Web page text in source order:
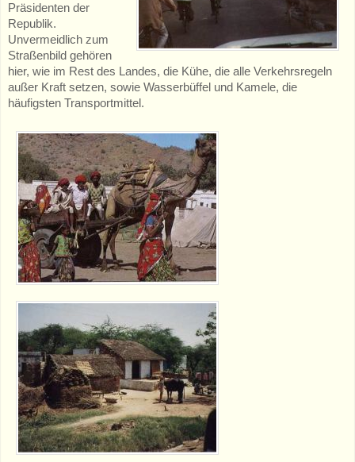
Präsidenten der
Republik.
Unvermeidlich zum
Straßenbild gehören
hier, wie im Rest des Landes, die Kühe, die alle Verkehrsregeln
außer Kraft setzen, sowie Wasserbüffel und Kamele, die
häufigsten Transportmittel.